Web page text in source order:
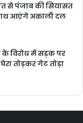
से पंजाब की सियासत
आएंगे अकाली दल
के विरोध में सड़क पर
तोड़कर गेट तोड़ा